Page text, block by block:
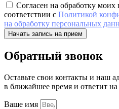
Согласен на обработку
соответствии с Политикой
на обработку персональных
Начать запись на прием
Обратный звонок
Оставьте свои контакты и наш
в ближайшее время и ответит
Ваше имя